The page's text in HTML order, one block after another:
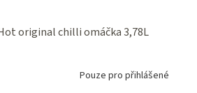
original chilli omáčka 3,78L
Pouze pro přihlášené